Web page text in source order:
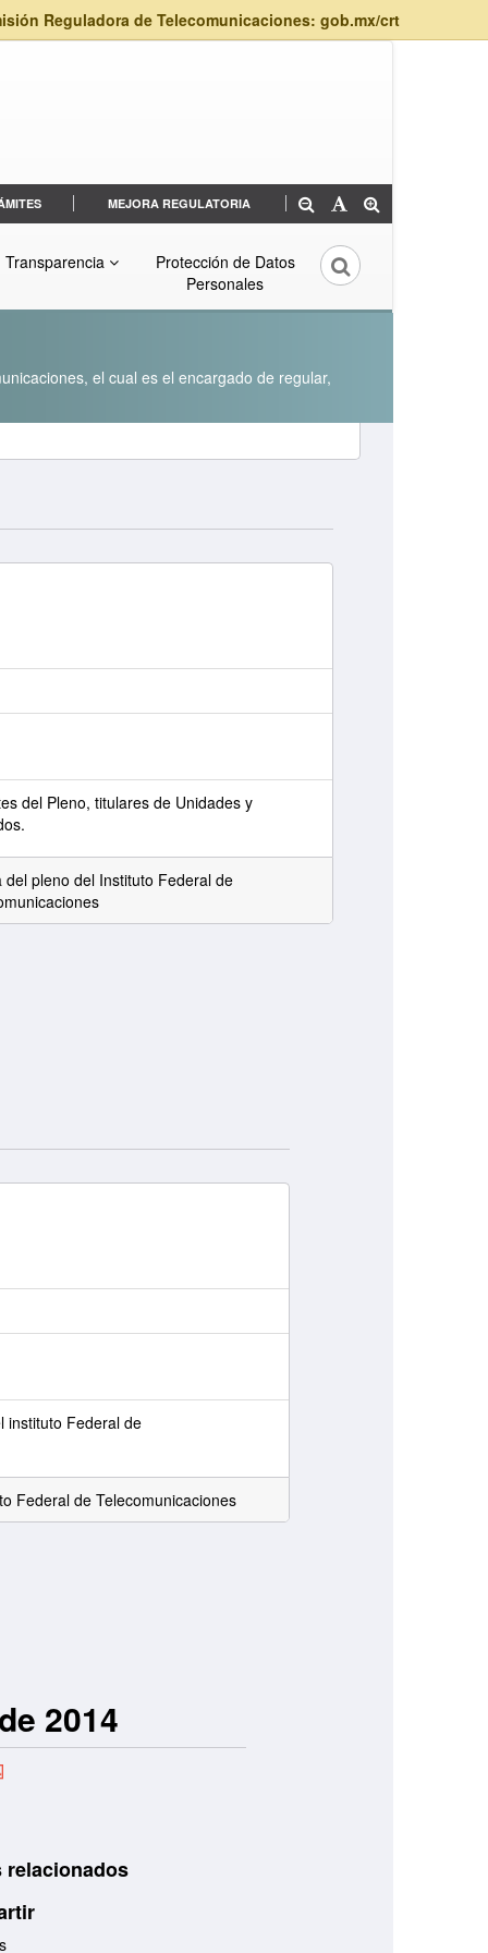
Reguladora de Telecomunicaciones: gob.mx/crt
MEJORA REGULATORIA
Transparencia
Protección de Datos
Personales
el cual es el encargado de regular,
del Pleno, titulares de Unidades y
del pleno del Instituto Federal de
instituto Federal de
Federal de Telecomunicaciones
2014
relacionados
sobre II